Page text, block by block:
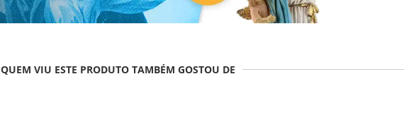
QUEM VIU ESTE PRODUTO TAMBÉM GOSTOU DE